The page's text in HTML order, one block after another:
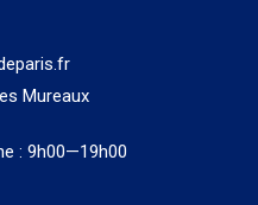
Mureaux
: 9h00—19h00